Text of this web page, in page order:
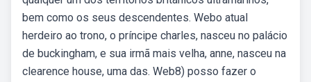
bem como os seus descendentes. Webo atual
herdeiro ao trono, o príncipe charles, nasceu no palácio
de buckingham, e sua irmã mais velha, anne, nasceu na
clearence house, uma das. Web8) posso fazer o